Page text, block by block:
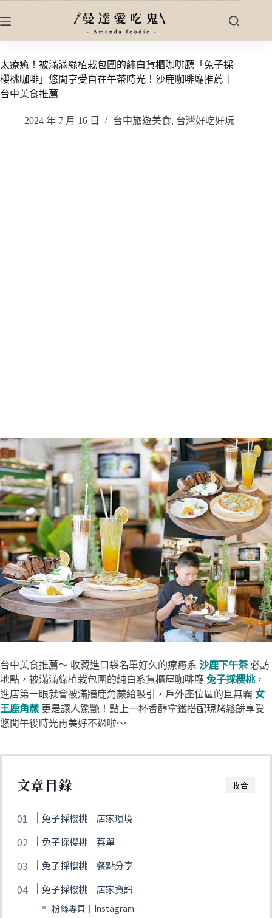
至
內
容
太療癒！被滿滿綠植栽包圍的純白貨櫃咖啡廳「兔子採
櫻桃咖啡」悠閒享受自在午茶時光！沙鹿咖啡廳推薦｜
台中美食推薦
2024 年 7 月 16 日 台中旅遊美食, 台灣好吃好玩
台中美食推薦～ 收藏進口袋名單好久的療癒系 沙鹿下午茶 必訪
地點，被滿滿綠植栽包圍的純白系貨櫃屋咖啡廳 兔子採櫻桃，
進店第一眼就會被滿牆鹿角蕨給吸引，戶外座位區的巨無霸 女
王鹿角蕨 更是讓人驚艷！點上一杯香醇拿鐵搭配現烤鬆餅享受
悠閒午後時光再美好不過啦～
收合
文章目錄
兔子採櫻桃｜店家環境
兔子採櫻桃｜菜單
兔子採櫻桃｜餐點分享
兔子採櫻桃｜店家資訊
粉絲專頁｜Instagram